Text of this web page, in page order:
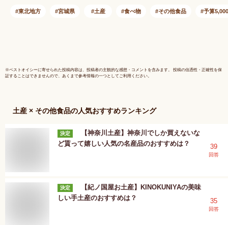
寄せグルメ お土産
F-2
東北 宮
東北地方 宮城県 土産 食べ物 その他食品 予算
※ベストオイシーに寄せられた投稿内容は、投稿者の主観的な感想・コメントを含みます。 投稿の信憑性・正確性を保
証することはできませんので、あくまで参考情報の一つとしてご利用ください。
土産 × その他食品の人気おすすめランキング
決定
【神奈川土産】神奈川でしか買えないな
ど貰って嬉しい人気の名産品のおすすめは？
39
回答
決定
【紀ノ国屋お土産】KINOKUNIYAの美味
しい手土産のおすすめは？
35
回答